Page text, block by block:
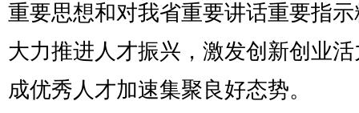
重要思想和对我省重要讲话重要指
大力推进人才振兴，激发创新创业
成优秀人才加速集聚良好态势。